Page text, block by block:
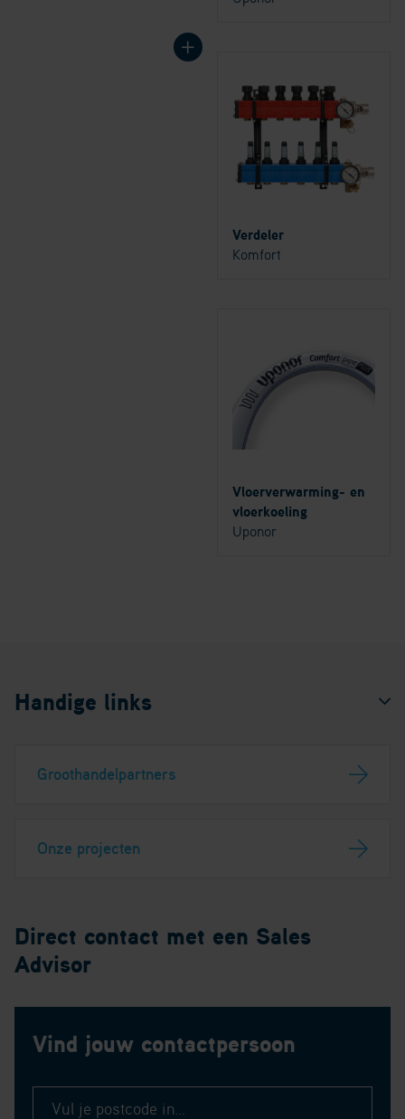
Verdeler
Komfort
Vloerverwarming- en
vloerkoeling
Uponor
Handige links
Groothandelpartners
Onze projecten
Direct contact met een Sales
Advisor
Vind jouw contactpersoon